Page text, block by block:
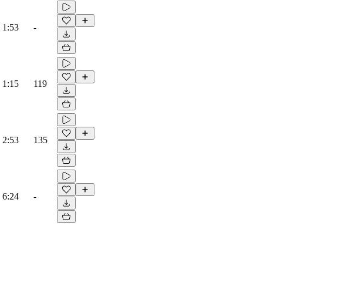
1:53 -
1:15 119
2:53 135
6:24 -